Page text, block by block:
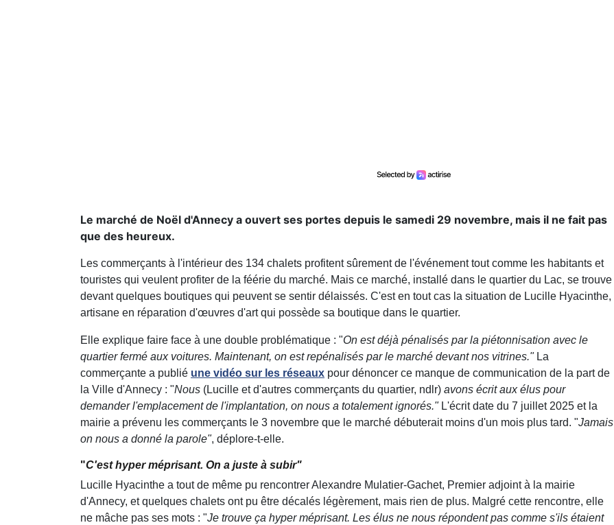
Le marché de Noël d'Annecy a ouvert ses portes depuis le samedi 29 novembre, mais il ne fait pas
que des heureux.
Les commerçants à l'intérieur des 134 chalets profitent sûrement de l'événement tout comme les habitants et
touristes qui veulent profiter de la féérie du marché. Mais ce marché, installé dans le quartier du Lac, se trouve
devant quelques boutiques qui peuvent se sentir délaissés. C'est en tout cas la situation de Lucille Hyacinthe,
artisane en réparation d'œuvres d'art qui possède sa boutique dans le quartier.
Elle explique faire face à une double problématique : "On est déjà pénalisés par la piétonnisation avec le
quartier fermé aux voitures. Maintenant, on est repénalisés par le marché devant nos vitrines."La
commerçante a publié une vidéo sur les réseaux pour dénoncer ce manque de communication de la part de
la Ville d'Annecy : "Nous (Lucille et d'autres commerçants du quartier, ndlr) avons écrit aux élus pour
demander l'emplacement de l'implantation, on nous a totalement ignorés."L'écrit date du 7 juillet 2025 et la
mairie a prévenu les commerçants le 3 novembre que le marché débuterait moins d'un mois plus tard. "Jamais
on nous a donné la parole", déplore-t-elle.
"C'est hyper méprisant. On a juste à subir"
Lucille Hyacinthe a tout de même pu rencontrer Alexandre Mulatier-Gachet, Premier adjoint à la mairie
d'Annecy, et quelques chalets ont pu être décalés légèrement, mais rien de plus. Malgré cette rencontre, elle
ne mâche pas ses mots : "Je trouve ça hyper méprisant. Les élus ne nous répondent pas comme s'ils étaient